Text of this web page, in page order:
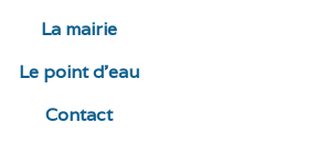
La mairie
Le point d’eau
Contact